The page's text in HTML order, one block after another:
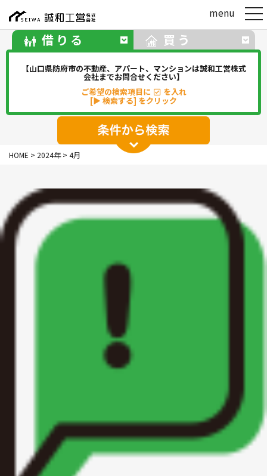
借りる 買う
【山口県防府市の不動産、アパート、マンションは誠和工営株式
会社までお問合せください】
ご希望の検索項目に
を入れ
[▶ 検索する] をクリック
アパート マンション
一戸建て
駐車場
華浦
新田
HOME > 2024年> 4月
menu t
o
g
l
i
g